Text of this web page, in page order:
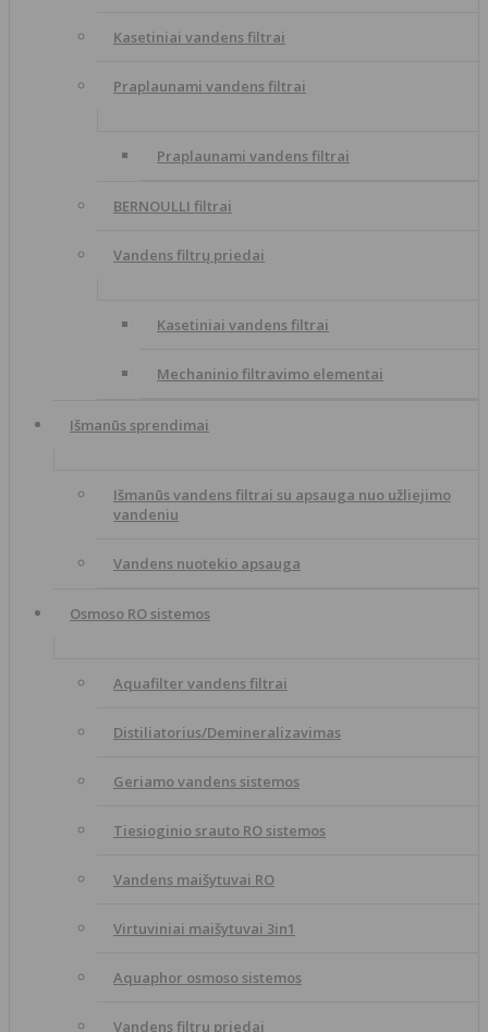
Kasetiniai vandens filtrai
Praplaunami vandens filtrai
Praplaunami vandens filtrai
BERNOULLI filtrai
Vandens filtrų priedai
Kasetiniai vandens filtrai
Mechaninio filtravimo elementai
Išmanūs sprendimai
Išmanūs vandens filtrai su apsauga nuo užliejimo
vandeniu
Vandens nuotekio apsauga
Osmoso RO sistemos
Aquafilter vandens filtrai
Distiliatorius/Demineralizavimas
Geriamo vandens sistemos
Tiesioginio srauto RO sistemos
Vandens maišytuvai RO
Virtuviniai maišytuvai 3in1
Aquaphor osmoso sistemos
Vandens filtru priedai